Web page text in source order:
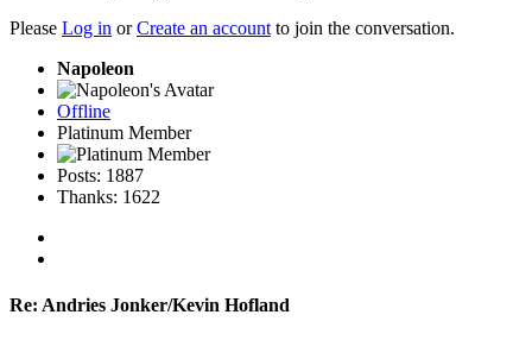
Please Log in orCreate an account to join the conversation.
Napoleon
Offline
Platinum Member
Posts: 1887
Thanks: 1622
Re: Andries Jonker/Kevin Hofland